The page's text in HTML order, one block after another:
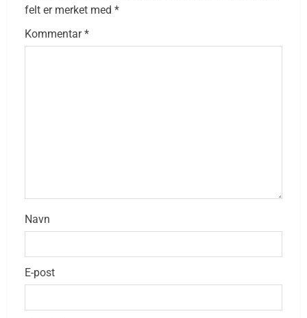
felt er merket med *
Kommentar*
Navn
E-post